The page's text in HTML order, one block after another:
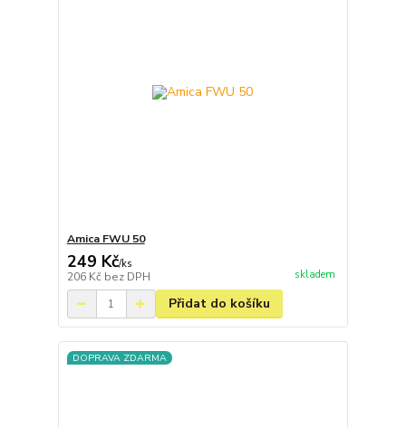
Amica FWU 50
249 Kč/ks
206 Kč bez DPH skladem
Přidat do košíku
DOPRAVA ZDARMA